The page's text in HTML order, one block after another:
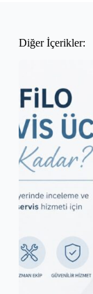
Diğer İçerikler: